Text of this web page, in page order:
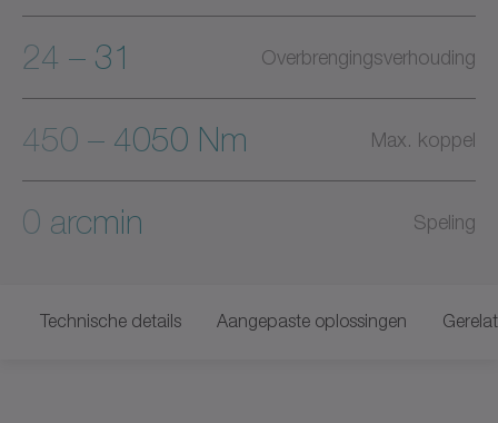
24 – 31 Overbrengingsverhouding
450 – 4050 Nm Max. koppel
0 arcmin Speling
Technische details Aangepaste oplossingen